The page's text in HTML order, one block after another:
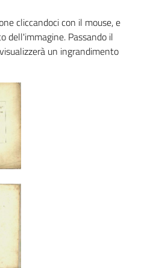
cliccandoci con il mouse, e
dell'immagine. Passando il
un ingrandimento